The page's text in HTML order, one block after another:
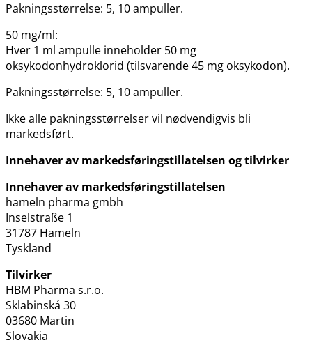
Pakningsstørrelse: 5, 10 ampuller.
50 mg​/​ml:
Hver 1 ml ampulle inneholder 50 mg
oksykodonhydroklorid (tilsvarende 45 mg oksykodon).
Pakningsstørrelse: 5, 10 ampuller.
Ikke alle pakningsstørrelser vil nødvendigvis bli
markedsført.
Innehaver av markedsføringstillatelsen og tilvirker
Innehaver av markedsføringstillatelsen
hameln pharma gmbh
Inselstraße 1
31787 Hameln
Tyskland
Tilvirker
HBM Pharma s.r.o.
Sklabinská 30
03680 Martin
Slovakia